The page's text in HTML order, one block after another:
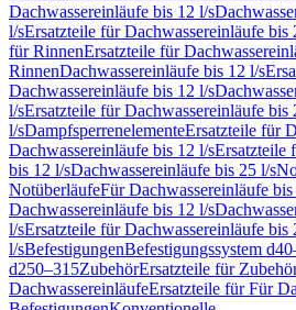
Dachwassereinläufe bis 12 l/s
l/sErsatzteile für Dachwassereinläufe bis
für RinnenErsatzteile für
RinnenDachwassereinläufe bis 12 l/s
Dachwassereinläufe bis 12 l/s
l/sErsatzteile für Dachwassereinläufe bis
l/sDampfsperrenelementeErsatzteile für
Dachwassereinläufe bis 12 l/sErsatzteile
bis 12 l/sDachwassereinläufe bis 25 l/s
NotüberläufeFür Dachwassereinläufe
Dachwassereinläufe bis 12 l/s
l/sErsatzteile für Dachwassereinläufe bis
l/sBefestigungenBefestigungssystem
d250–315ZubehörErsatzteile für
DachwassereinläufeErsatzteile für Für